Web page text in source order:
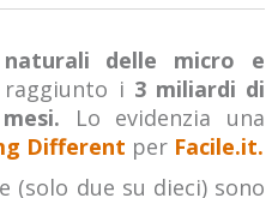
delle micro e
raggiunto i 3 miliardi di
Lo evidenzia una
Different per Facile.it.
(solo due su dieci) sono